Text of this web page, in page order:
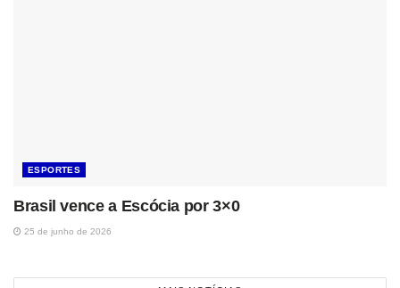
ESPORTES
Brasil vence a Escócia por 3×0
25 de junho de 2026